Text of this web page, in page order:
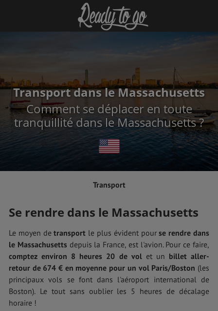
Transport dans le Massachusetts
Comment se déplacer en toute
tranquillité dans le Massachusetts ?
Transport
Se rendre dans le Massachusetts
Le moyen detransport le plus évident pourse rendre dans
le Massachusettsdepuis la France, est l'avion. Pour ce faire,
comptez environ 8 heures 20 de volet un billet aller-
retour de 674 € en moyenne pour un vol Paris/Boston (les
principaux vols se font dans l'aéroport international de
Boston). Le tout sans oublier les 5 heures de décalage
horaire !